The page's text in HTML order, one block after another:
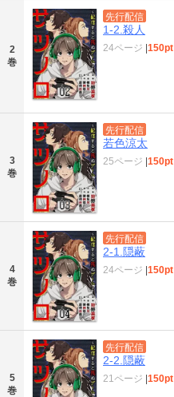
2
巻
先行配信
1-2.殺人
24ページ |150pt
3
巻
先行配信
若色涼太
25ページ |150pt
4
巻
先行配信
2-1.隠蔽
24ページ |150pt
5
巻
先行配信
2-2.隠蔽
21ページ |150pt